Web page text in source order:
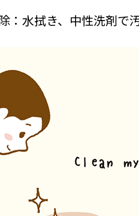
：水拭き、中性洗剤で